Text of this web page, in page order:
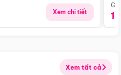
Xem chi tiết
Xem tất cả
Điểm nổi bật